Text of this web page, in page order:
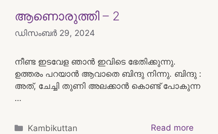
ആണൊരുത്തി – 2
ഡിസംബർ 29, 2024
നീണ്ട ഇടവേള ഞാൻ ഇവിടെ ഭേതിക്കുന്നു.
ഉത്തരം പറയാൻ ആവാതെ ബിന്ദു നിന്നു. ബിന്ദു :
അത്, ചേച്ചി തുണി അലക്കാൻ കൊണ്ട് പോകുന്ന
…
Read more
Categories
Kambikuttan